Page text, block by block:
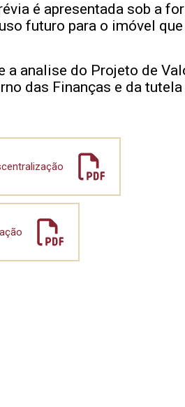
é apresentada sob a
futuro para o imóvel
a analise do Projeto de
das Finanças e da